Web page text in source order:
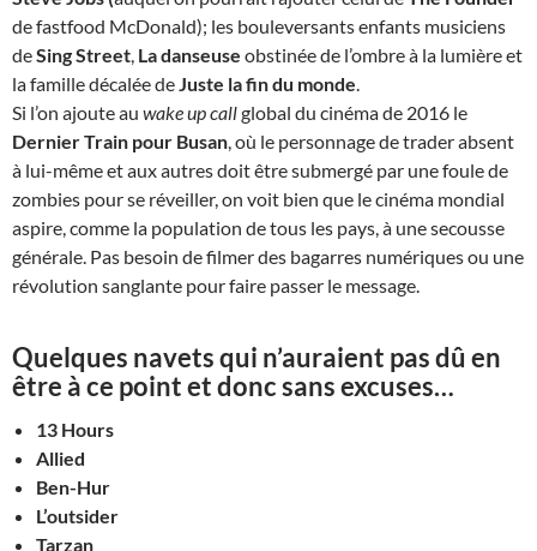
de fastfood McDonald); les bouleversants enfants musiciens
deSing Street La danseuse obstinée de l’ombre à la lumière et
la famille décalée de Juste la fin du monde
Si l’on ajoute au wake up callglobal du cinéma de 2016 le
Dernier Train pour Busan , où le personnage de trader absent
à lui-même et aux autres doit être submergé par une foule de
zombies pour se réveiller, on voit bien que le cinéma mondial
aspire, comme la population de tous les pays, à une secousse
générale. Pas besoin de filmer des bagarres numériques ou une
révolution sanglante pour faire passer le message.
Quelques navets qui n’auraient pas dû en
être à ce point et donc sans excuses…
13 Hours
Allied
Ben-Hur
L’outsider
Tarzan